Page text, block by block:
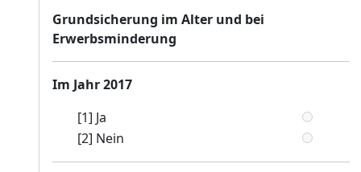
Grundsicherung im Alter und bei
Erwerbsminderung
Im Jahr 2017
[1] Ja
[2] Nein